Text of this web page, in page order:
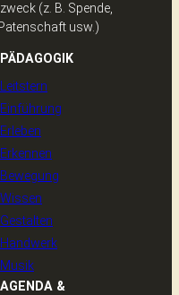
(z. B. Spende,
usw.)
PÄDAGOGIK
Leitstern
Einführung
Erleben
Erkennen
Bewegung
Wissen
Gestalten
Handwerk
Musik
AGENDA &